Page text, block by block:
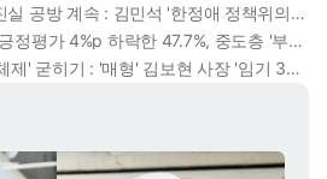
민주당 내 보완수사권 진실 공방 계속 : 김민석 '한정애 정책위의장' 발언 근거로 내세우자 사무총장 지낸 조승래 반박
[미디어토마토] 이재명 긍정평가 4%p 하락한 47.7%, 중도층 '부정 49.7% vs 긍정 42.9%'
정원주 대우건설 '직할 체제' 굳히기 : '매형' 김보현 사장 '임기 3년' 받고 4개월 만에 물러났다